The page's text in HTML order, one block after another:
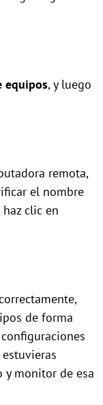
equipos, y luego
remota,
el nombre
clic en
de forma
monitor de esa